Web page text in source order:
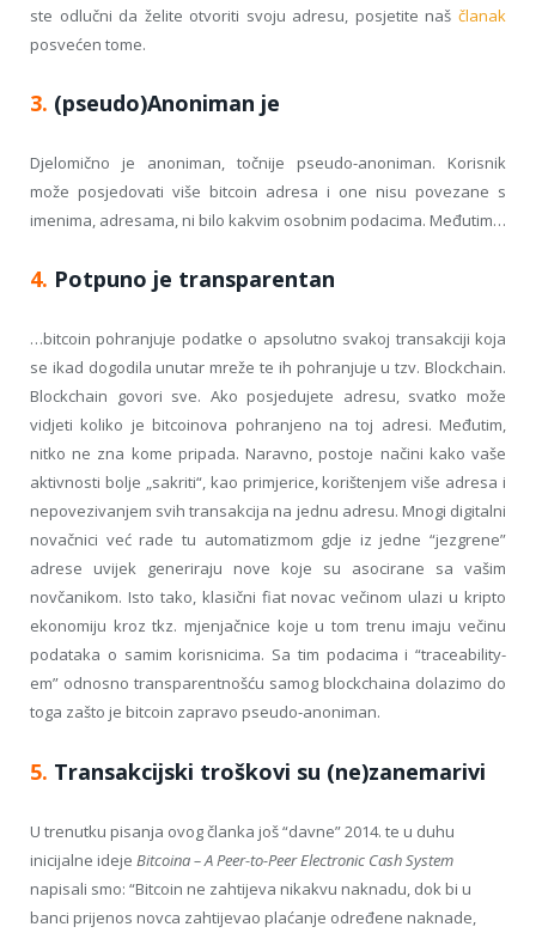
ste odlučni da želite otvoriti svoju adresu, posjetite naš članak
posvećen tome.
3. (pseudo)Anoniman je
Djelomično je anoniman, točnije pseudo-anoniman. Korisnik
može posjedovati više bitcoin adresa i one nisu povezane s
imenima, adresama, ni bilo kakvim osobnim podacima. Međutim…
4. Potpuno je transparentan
…bitcoin pohranjuje podatke o apsolutno svakoj transakciji koja
se ikad dogodila unutar mreže te ih pohranjuje u tzv. Blockchain.
Blockchain govori sve. Ako posjedujete adresu, svatko može
vidjeti koliko je bitcoinova pohranjeno na toj adresi. Međutim,
nitko ne zna kome pripada. Naravno, postoje načini kako vaše
aktivnosti bolje „sakriti“, kao primjerice, korištenjem više adresa i
nepovezivanjem svih transakcija na jednu adresu. Mnogi digitalni
novačnici već rade tu automatizmom gdje iz jedne “jezgrene”
adrese uvijek generiraju nove koje su asocirane sa vašim
novčanikom. Isto tako, klasični fiat novac večinom ulazi u kripto
ekonomiju kroz tkz. mjenjačnice koje u tom trenu imaju večinu
podataka o samim korisnicima. Sa tim podacima i “traceability-
em” odnosno transparentnošću samog blockchaina dolazimo do
toga zašto je bitcoin zapravo pseudo-anoniman.
5. Transakcijski troškovi su (ne)zanemarivi
U trenutku pisanja ovog članka još “davne” 2014. te u duhu
inicijalne ideje Bitcoina – A Peer-to-Peer Electronic Cash System
napisali smo: “Bitcoin ne zahtijeva nikakvu naknadu, dok bi u
banci prijenos novca zahtijevao plaćanje određene naknade,